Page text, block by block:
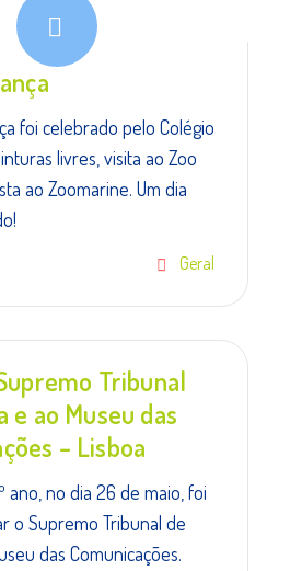
foi celebrado pelo Colégio
livres, visita ao Zoo
ao Zoomarine. Um dia
Geral
Tribunal
e ao Museu das
– Lisboa
ano, no dia 26 de maio, foi
o Supremo Tribunal de
das Comunicações.